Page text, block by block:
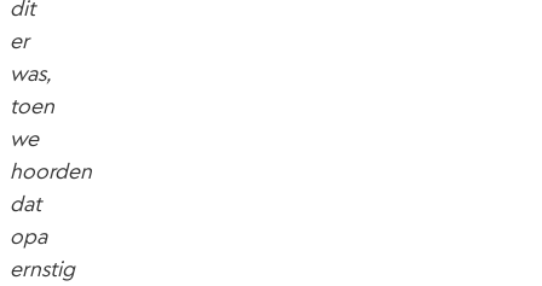
dit
er
was,
toen
we
hoorden
dat
opa
ernstig